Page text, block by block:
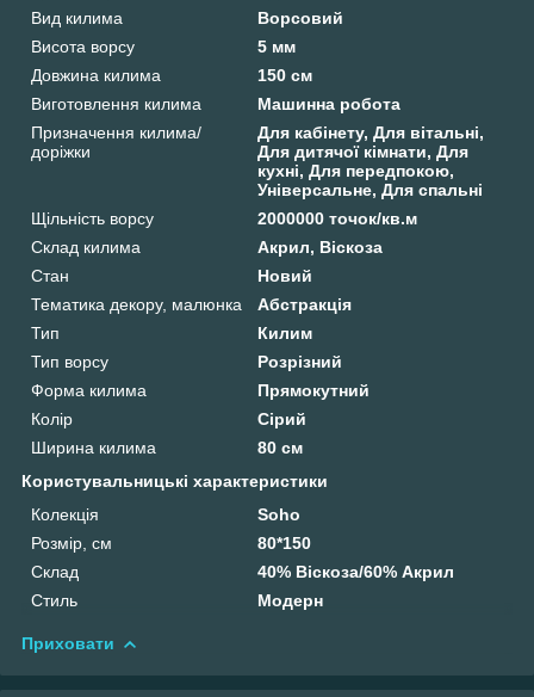
Вид килима
Ворсовий
Висота ворсу
5 мм
Довжина килима
150 см
Виготовлення килима
Машинна робота
Призначення килима/
доріжки
Для кабінету, Для вітальні,
Для дитячої кімнати, Для
кухні, Для передпокою,
Універсальне, Для спальні
Щільність ворсу
2000000 точок/кв.м
Склад килима
Акрил, Віскоза
Стан
Новий
Тематика декору, малюнка
Абстракція
Тип
Килим
Тип ворсу
Розрізний
Форма килима
Прямокутний
Колір
Сірий
Ширина килима
80 см
Користувальницькі характеристики
Колекція
Soho
Розмір, см
80*150
Склад
40% Віскоза/60% Акрил
Стиль
Модерн
Приховати